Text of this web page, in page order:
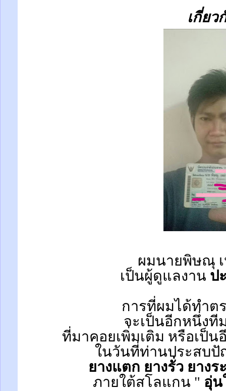
เกี่ยว
ผมนายพิษณุ เ
เป็นผู้ดูแลงาน ป
การที่ผมได้ทำต
จะเป็นอีกหนึ่งที
ที่มาคอยเพิ่มเติม หรือเป็
ในวันที่ท่านประสบ
ยางแตก ยางรั่ว ยางร
ภายใต้สโลแกน " อุ่น